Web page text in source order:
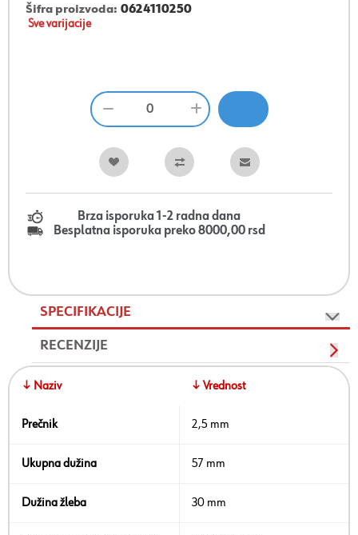
Šifra proizvoda: 0624110250
Sve varijacije
Brza isporuka 1-2 radna dana
Besplatna isporuka preko 8000,00 rsd
SPECIFIKACIJE
RECENZIJE
↓ Naziv ↓ Vrednost
Prečnik 2,5 mm
Ukupna dužina 57 mm
Dužina žleba 30 mm